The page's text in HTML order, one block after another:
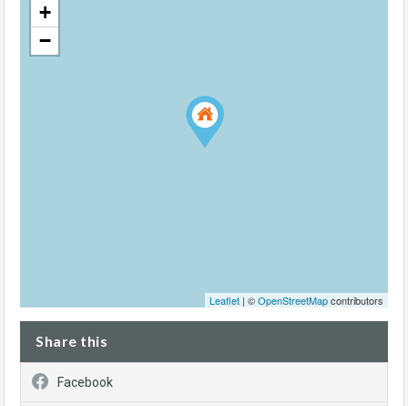
+
−
Leaflet | ©OpenStreetMapcontributors
Share this
Facebook